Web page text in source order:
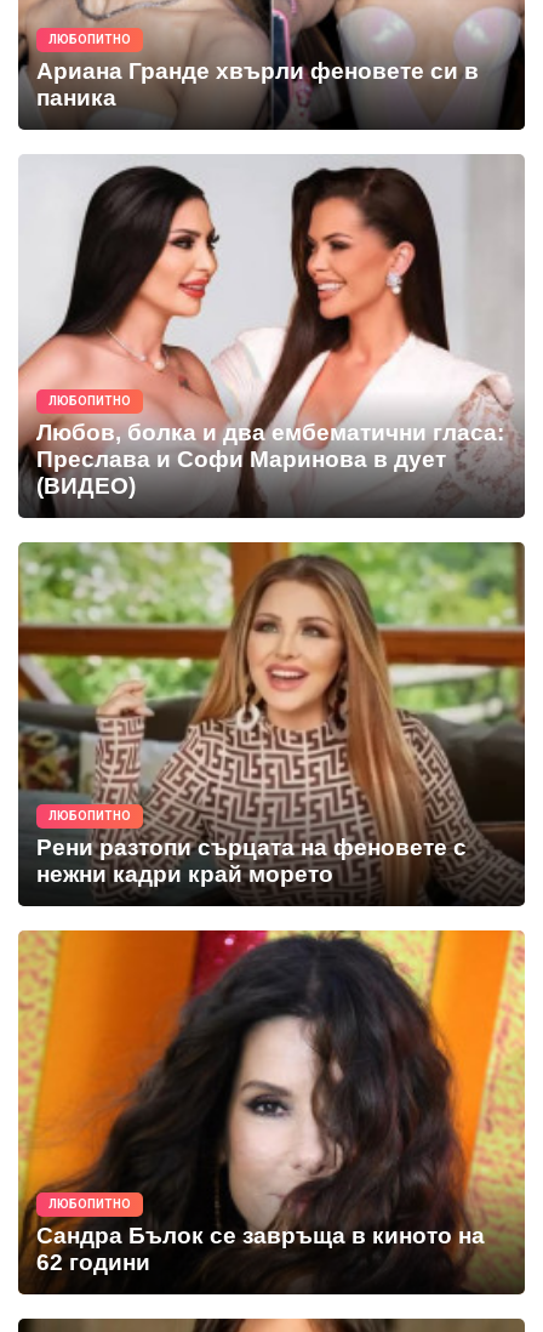
ЛЮБОПИТНО
Ариана Гранде хвърли феновете си в
паника
ЛЮБОПИТНО
Любов, болка и два ембематични гласа:
Преслава и Софи Маринова в дует
(ВИДЕО)
ЛЮБОПИТНО
Рени разтопи сърцата на феновете с
нежни кадри край морето
ЛЮБОПИТНО
Сандра Бълок се завръща в киното на
62 години